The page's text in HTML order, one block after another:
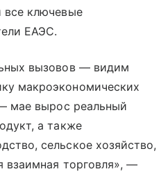
все ключевые
ЕАЭС.
вызовов — видим
макроэкономических
мае вырос реальный
а также
сельское хозяйство,
взаимная торговля», —